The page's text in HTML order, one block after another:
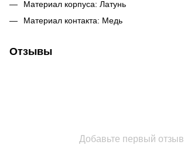
Материал корпуса: Латунь
Материал контакта: Медь
Отзывы
Добавьте первый отзыв